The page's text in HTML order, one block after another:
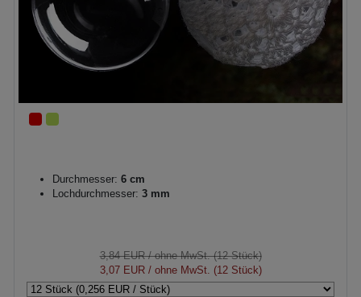
Durchmesser: 6 cm
Lochdurchmesser: 3 mm
3,84 EUR/ ohne MwSt. (12 Stück)
3,07 EUR/ ohne MwSt. (12 Stück)